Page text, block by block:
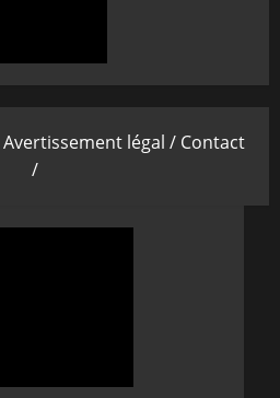
Avertissement légal / Contact
/